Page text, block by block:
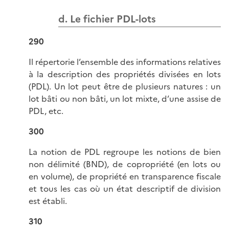
d. Le fichier PDL-lots
290
Il répertorie l’ensemble des informations relatives
à la description des propriétés divisées en lots
(PDL). Un lot peut être de plusieurs natures : un
lot bâti ou non bâti, un lot mixte, d’une assise de
PDL, etc.
300
La notion de PDL regroupe les notions de bien
non délimité (BND), de copropriété (en lots ou
en volume), de propriété en transparence fiscale
et tous les cas où un état descriptif de division
est établi.
310